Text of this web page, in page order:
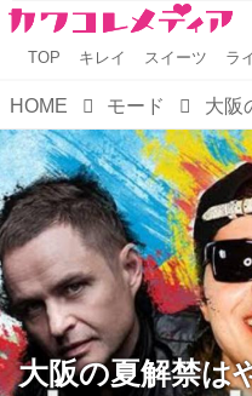
TOP キレイ スイーツ ラ
HOME モード
大阪の夏解禁は